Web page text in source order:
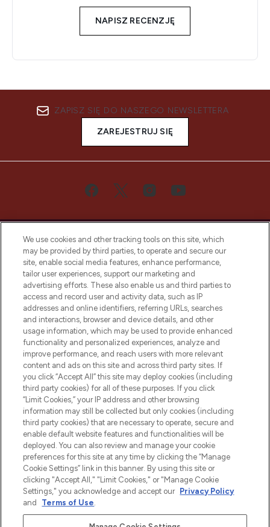
NAPISZ RECENZJĘ
ZAPISZ SIĘ DO NASZEGO NEWSLETTERA
ZAREJESTRUJ SIĘ
Bądź pierwszą osobą, która dowie się o
najnowszych produktach, od niszowych i
uznanych marek, sezonowych trendach i
otrzyma ekskluzywne artykuły redakcyjne
z Sunday Supplement.
Zgoda na pliki cookie
Do Not Sell or Share My Personal
Information
POMOC & INFORMACJE
WAŻNE INFORMACJE
O LOOKFANTASTIC
We use cookies and other tracking tools on this site, which
may be provided by third parties, to operate and secure our
site, enable social media features, enhance performance,
tailor user experiences, support our marketing and
advertising efforts. These also enable us and third parties to
access and record user and activity data, such as IP
addresses and online identifiers, referring URLs, searches
and interactions, browser and device details, and other
usage information, which may be used to provide enhanced
functionality and personalized experiences, analyze and
improve performance, and reach users with more relevant
content and ads on this site and across third party sites. If
you click “Accept All” this site may deploy cookies (including
third party cookies) for all of these purposes. If you click
“Limit Cookies,” your IP address and other browsing
information may still be collected but only cookies (including
third party cookies) that are necessary to operate, secure and
enable default website features and functionalities will be
deployed. You can also review and manage your cookie
preferences for this site at any time by clicking the “Manage
Cookie Settings” link in this banner. By using this site or
clicking "Accept All," "Limit Cookies," or "Manage Cookie
Settings," you acknowledge and accept our Privacy Policy
and
Terms of Use.